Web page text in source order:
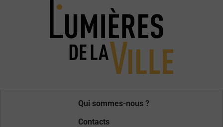
Qui sommes-nous ?
Contacts